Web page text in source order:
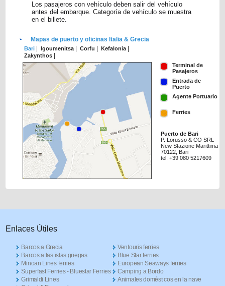
Los pasajeros con vehículo deben salir del vehículo
antes del embarque. Categoría de vehículo se muestra
en el billete.
Mapas de puerto y oficinas Italia & Grecia
Bari Igoumenitsa Corfu Kefalonia
Zakynthos
Terminal de
Pasajeros
Entrada de
Puerto
Agente Portuario
Ferries
Puerto de Bari
P. Lorusso & CO SRL
New Stazione Marittima
70122, Bari
tel: +39 080 5217609
Enlaces Útiles
Barcos a Grecia
Barcos a las islas griegas
Minoan Lines ferries
Superfast Ferries - Bluestar Ferries
Grimaldi Lines
Ventouris ferries
Blue Star ferries
European Seaways ferries
Camping a Bordo
Animales domésticos en la nave